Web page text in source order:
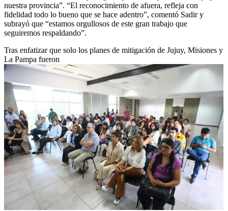
nuestra provincia”. “El reconocimiento de afuera, refleja con
fidelidad todo lo bueno que se hace adentro”, comentó Sadir y
subrayó que “estamos orgullosos de este gran trabajo que
seguiremos respaldando”.
Tras enfatizar que solo los planes de mitigación de Jujuy, Misiones y
La Pampa fueron